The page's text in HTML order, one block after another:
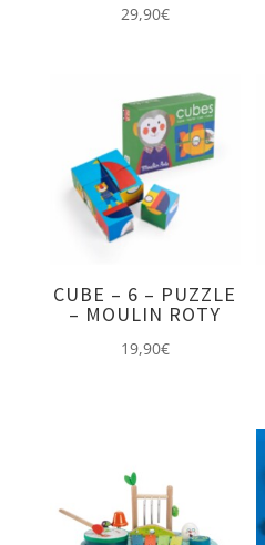
29,90€
CUBE – 6 – PUZZLE
– MOULIN ROTY
19,90€